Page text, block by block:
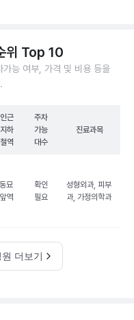
위 Top 10
능 여부, 가격 및 비용 등을
인근
지하
철역
주차
가능
대수
진료과목
동묘
앞역
확인
필요
성형외과, 피부
과, 가정의학과
더보기